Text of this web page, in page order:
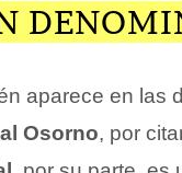
aparece en las
Osorno, por